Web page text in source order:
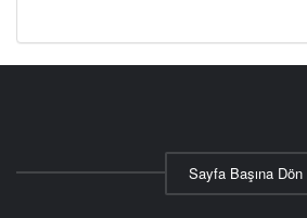
Sayfa Başına Dön